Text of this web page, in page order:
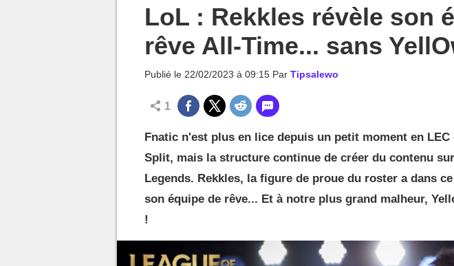
LoL : Rekkles révèle son
rêve All-Time... sans
Publié le 22/02/2023 à 09:15 Par Tipsalewo
1
Fnatic n'est plus en lice depuis un petit moment en LEC
Split, mais la structure continue de créer du contenu
Legends. Rekkles, la figure de proue du roster a dans
son équipe de rêve... Et à notre plus grand malheur,
!